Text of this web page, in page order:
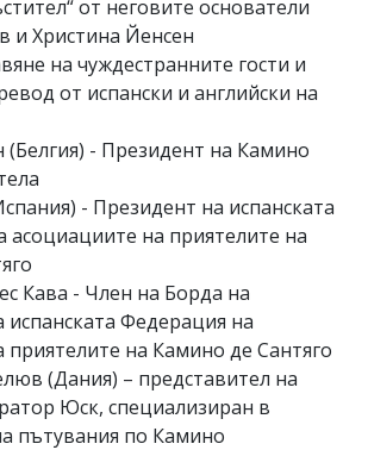
от неговите основатели
Христина Йенсен
на чуждестранните гости и
от испански и английски на
- Президент на Камино
- Президент на испанската
асоциациите на приятелите на
Кава - Член на Борда на
испанската Федерация на
приятелите на Камино де Сантяго
(Дания) – представител на
Юск, специализиран в
пътувания по Камино